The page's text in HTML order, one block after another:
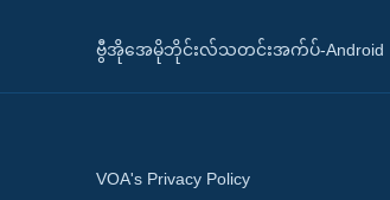
ဗွီအိုအေမိုဘိုင်းလ်သတင်းအက်ပ်-Android
VOA's Privacy Policy